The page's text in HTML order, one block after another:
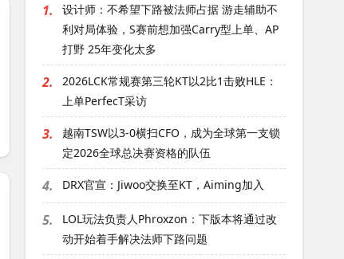
1.
设计师：不希望下路被法师占据 游走辅助不
利对局体验，S赛前想加强Carry型上单、AP
打野 25年变化太多
2.
2026LCK常规赛第三轮KT以2比1击败HLE：
上单PerfecT采访
3.
越南TSW以3-0横扫CFO，成为全球第一支锁
定2026全球总决赛资格的队伍
4. DRX官宣：Jiwoo交换至KT，Aiming加入
5.
LOL玩法负责人Phroxzon：下版本将通过改
动开始着手解决法师下路问题